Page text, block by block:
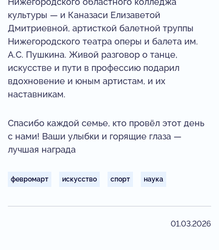
культуры — и Каназаси Елизаветой
Дмитриевной, артисткой балетной труппы
Нижегородского театра оперы и балета им.
А.С. Пушкина. Живой разговор о танце,
искусстве и пути в профессию подарил
вдохновение и юным артистам, и их
наставникам.
Спасибо каждой семье, кто провёл этот день
с нами! Ваши улыбки и горящие глаза —
лучшая награда
февромарт искусство спорт наука
01.03.2026